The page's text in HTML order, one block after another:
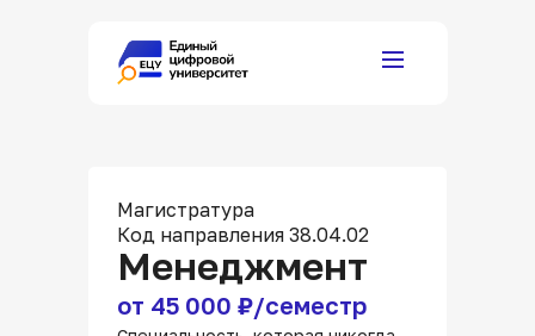
Магистратура
Код направления 38.04.02
Менеджмент
от 45 000 ₽/семестр